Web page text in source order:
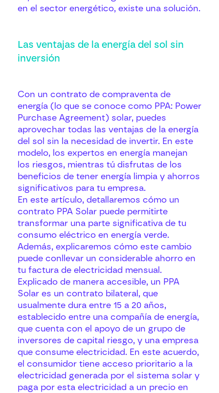
en el sector energético, existe una solución.
Las ventajas de la energía del sol sin
inversión
Con un contrato de compraventa de
energía (lo que se conoce como PPA: Power
Purchase Agreement) solar, puedes
aprovechar todas las ventajas de la energía
del sol sin la necesidad de invertir. En este
modelo, los expertos en energía manejan
los riesgos, mientras tú disfrutas de los
beneficios de tener energía limpia y ahorros
significativos para tu empresa.
En este artículo, detallaremos cómo un
contrato PPA Solar puede permitirte
transformar una parte significativa de tu
consumo eléctrico en energía verde.
Además, explicaremos cómo este cambio
puede conllevar un considerable ahorro en
tu factura de electricidad mensual.
Explicado de manera accesible, un PPA
Solar es un contrato bilateral, que
usualmente dura entre 15 a 20 años,
establecido entre una compañía de energía,
que cuenta con el apoyo de un grupo de
inversores de capital riesgo, y una empresa
que consume electricidad. En este acuerdo,
el consumidor tiene acceso prioritario a la
electricidad generada por el sistema solar y
paga por esta electricidad a un precio en